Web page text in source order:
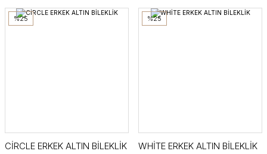
%25
CİRCLE ERKEK ALTIN BİLEKLİK
%25
WHİTE ERKEK ALTIN BİLEKLİK